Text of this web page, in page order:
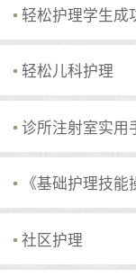
轻松护理学生成
轻松儿科护理
诊所注射室实用
《基础护理技
社区护理